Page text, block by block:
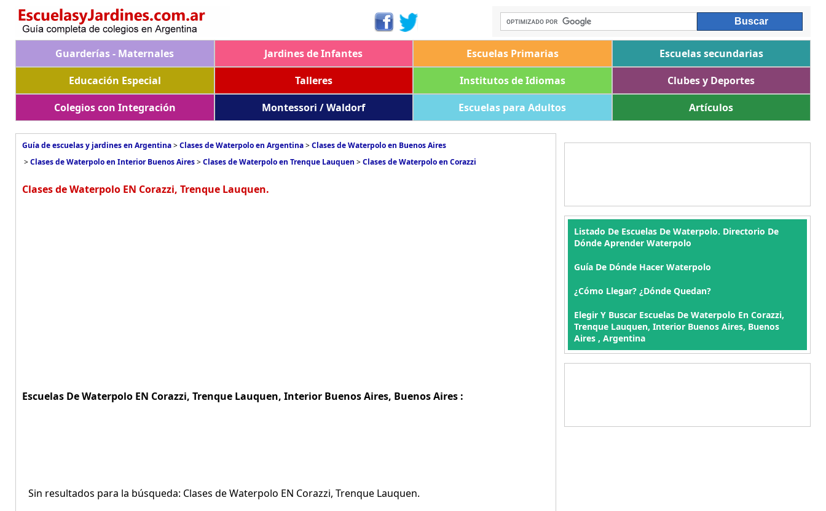
Guarderías - Maternales Jardines de Infantes Escuelas Primarias
Escuelas secundarias
Educación Especial
Talleres Institutos de Idiomas
Clubes y Deportes
Colegios con Integración
Montessori / Waldorf Escuelas para Adultos Artículos
Guía de escuelas y jardines en Argentina>Clases de Waterpolo en Argentina>Clases de Waterpolo en Buenos Aires
>Clases de Waterpolo en Interior Buenos Aires>Clases de Waterpolo en Trenque Lauquen >Clases de Waterpolo en Corazzi
Clases de Waterpolo EN Corazzi, Trenque Lauquen.
Escuelas De Waterpolo EN Corazzi, Trenque Lauquen, Interior Buenos Aires, Buenos Aires :
Sin resultados para la búsqueda: Clases de Waterpolo EN Corazzi, Trenque Lauquen.
Listado De Escuelas De Waterpolo. Directorio De
Dónde Aprender Waterpolo
Guía De Dónde Hacer Waterpolo
¿Cómo Llegar? ¿Dónde Quedan?
Elegir Y Buscar Escuelas De Waterpolo En Corazzi,
Trenque Lauquen, Interior Buenos Aires, Buenos
Aires , Argentina